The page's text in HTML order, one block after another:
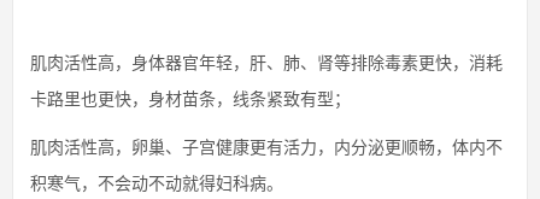
肌肉活性高，身体器官年轻，肝、肺、肾等排除毒素更快，消耗
卡路里也更快，身材苗条，线条紧致有型；
肌肉活性高，卵巢、子宫健康更有活力，内分泌更顺畅，体内不
积寒气，不会动不动就得妇科病。